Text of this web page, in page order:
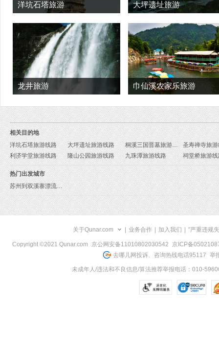
洋坑石塔旅游 大坪遗址旅游
龙井旅游 巾仙溪农家乐旅游
相关目的地
洋坑石塔旅游线路
大坪遗址旅游线路 桐溪三国晋墓旅游线路
圣寿禅寺旅
利济学堂旅游线路
隆山公园旅游线路 九珠潭旅游线路 祠堂桥旅游
热门出发城市
苏州到双溪寨漂流旅游报价
关于Qunar.com 业务合作 加入我们 "严重违规
Copyright ©2021 Qunar.com 京公网安备11010802030542
京ICP备
去哪儿网投诉、咨询热线电话95117 举
未成年人/违法和不良信息/算法推荐举报电话：010-